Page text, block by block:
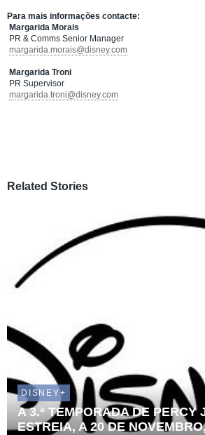
Para mais informações contacte:
Margarida Morais
PR & Comms Senior Manager
margarida.morais@disney.com
Margarida Troni
PR Supervisor
margarida.troni@disney.com
Related Stories
DISNEY+
A 3.ª TEMPORADA DE PERCY
ESTREIA, A 20 DE